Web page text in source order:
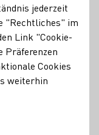
Weinkrone
Weinstraße den
sich, wer
jederzeit
"Rechtliches" im
Link "Cookie-
Präferenzen
Cookies
weiterhin